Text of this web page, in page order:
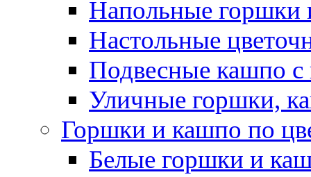
Напольные горшки
Настольные
Подвесные кашпо с
Уличные горшки,
Горшки и кашпо по
Белые горшки и